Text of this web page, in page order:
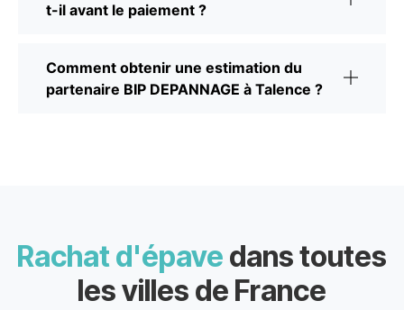
t-il avant le paiement ?
Comment obtenir une estimation du
partenaire BIP DEPANNAGE à Talence ?
Rachat d'épave dans toutes
les villes de France